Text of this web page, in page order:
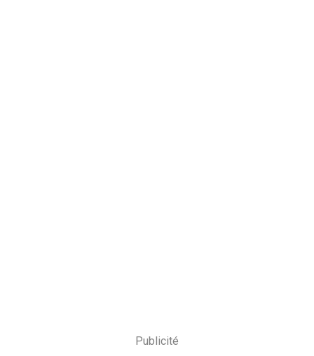
Publicité